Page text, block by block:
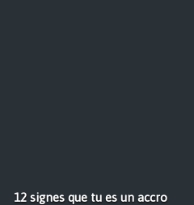
12 signes que tu es un accro